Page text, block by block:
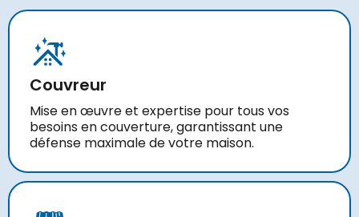
Couvreur
Mise en œuvre et expertise pour tous vos
besoins en couverture, garantissant une
défense maximale de votre maison.